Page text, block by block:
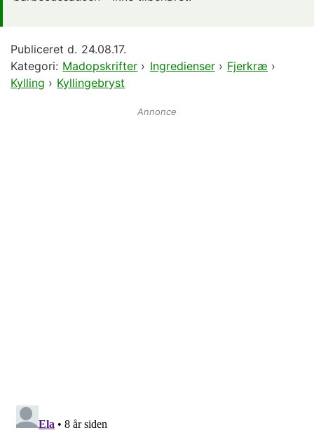
Publiceret d. 24.08.17.
Kategori: Madopskrifter › Ingredienser› Fjerkræ ›
Kylling › Kyllingebryst
Annonce